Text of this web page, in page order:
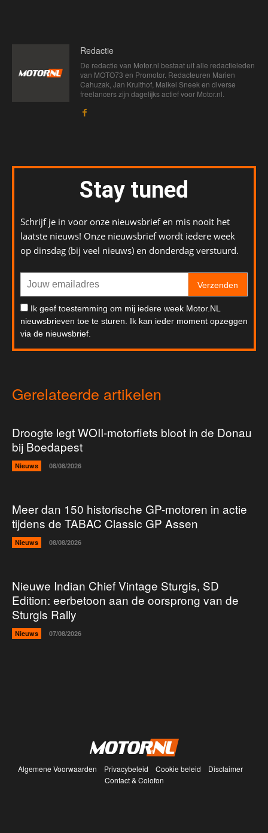
Redactie
De redactie van Motor.nl bestaat uit alle redactieleden
van MOTO73 en Promotor. Redacteuren Marien
Cahuzak, Jan Kruithof, Maikel Sneek en diverse
freelancers zijn dagelijks actief voor Motor.nl.
Stay tuned
Schrijf je in voor onze nieuwsbrief en mis nooit het
laatste nieuws! Onze nieuwsbrief wordt iedere week
op dinsdag (bij veel nieuws) en donderdag verstuurd.
Verzenden
Ik geef toestemming om mij iedere week Motor.NL
nieuwsbrieven toe te sturen. Ik kan ieder moment opzeggen
via de nieuwsbrief.
Gerelateerde artikelen
Droogte legt WOII-motorfiets bloot in de Donau
bij Boedapest
Nieuws 08/08/2026
Meer dan 150 historische GP-motoren in actie
tijdens de TABAC Classic GP Assen
Nieuws 08/08/2026
Nieuwe Indian Chief Vintage Sturgis, SD
Edition: eerbetoon aan de oorsprong van de
Sturgis Rally
Nieuws 07/08/2026
Algemene Voorwaarden Privacybeleid Cookie beleid
Disclaimer
Contact & Colofon